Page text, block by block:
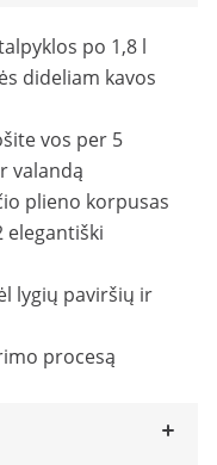
po 1,8 l
dideliam kavos
vos per 5
valandą
plieno korpusas
elegantiški
lygių paviršių ir
procesą